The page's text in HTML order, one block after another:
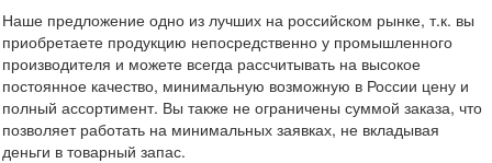
Наше предложение одно из лучших на российском рынке, т.к. вы
приобретаете продукцию непосредственно у промышленного
производителя и можете всегда рассчитывать на высокое
постоянное качество, минимальную возможную в России цену и
полный ассортимент. Вы также не ограничены суммой заказа, что
позволяет работать на минимальных заявках, не вкладывая
деньги в товарный запас.